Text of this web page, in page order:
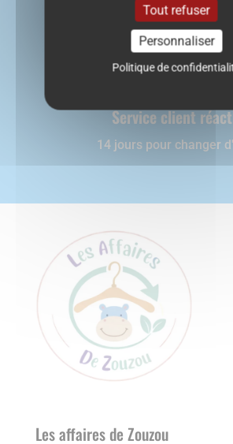
Offerte dès 50€

Service client
14 jours pour changer
Les affaires de Zouzou
Tout refuser
Personnaliser
Politique de